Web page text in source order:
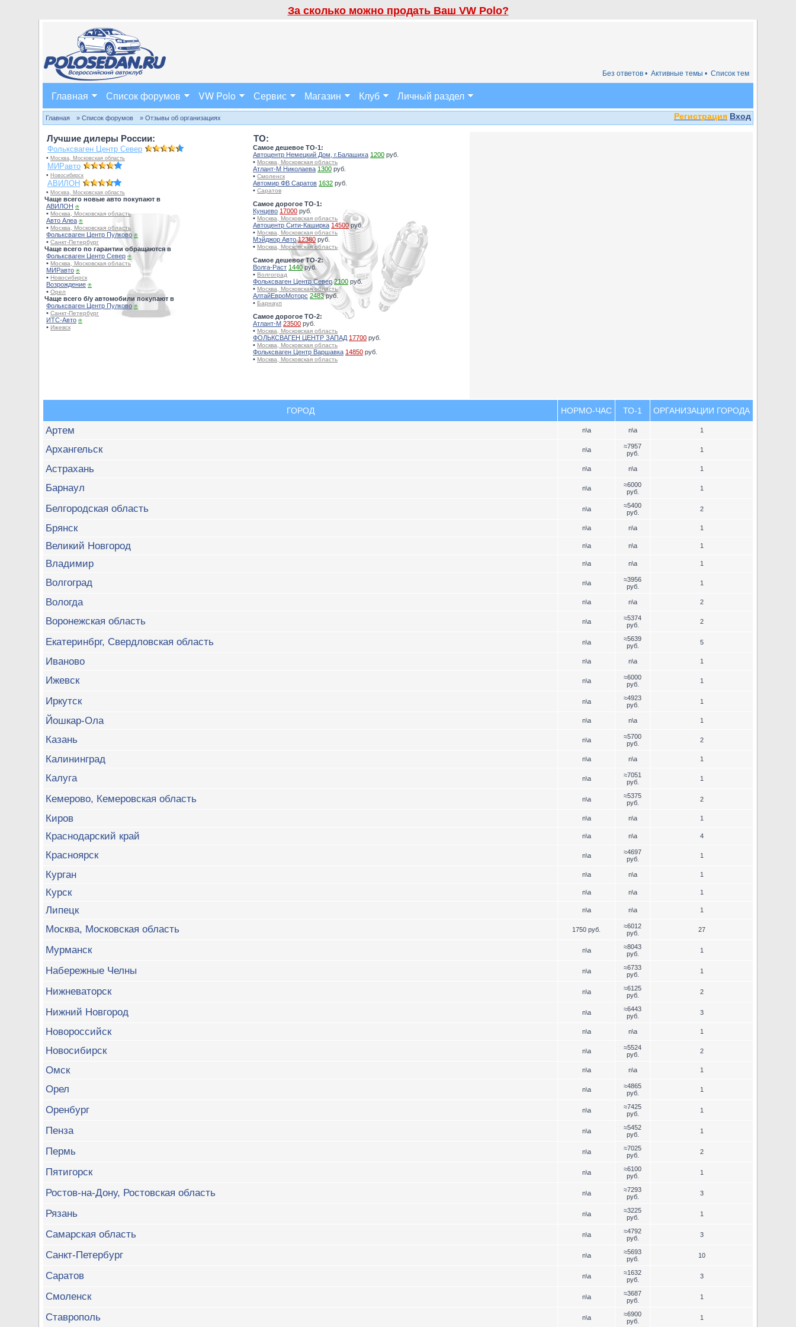
За сколько можно продать Ваш VW Polo?
Список тем
Активные темы •
Без ответов •
Главная Список форумов VW Polo Сервис Магазин Клуб Личный раздел
Регистрация Вход
Главная » Список форумов » Отзывы об организациях
Лучшие дилеры России:
Фольксваген Центр Север
• Москва, Московская область
МИРавто
• Новосибирск
АВИЛОН
• Москва, Московская область
Чаще всего новые авто покупают в
АВИЛОН ⍟
• Москва, Московская область
Авто Алеа ⍟
• Москва, Московская область
Фольксваген Центр Пулково ⍟
• Санкт-Петербург
Чаще всего по гарантии обращаются в
Фольксваген Центр Север ⍟
• Москва, Московская область
МИРавто ⍟
• Новосибирск
Возрождение ⍟
• Орел
Чаще всего б/у автомобили покупают в
Фольксваген Центр Пулково ⍟
• Санкт-Петербург
ИТС-Авто ⍟
• Ижевск
TO:
Самое дешевое ТО-1:
Автоцентр Немецкий Дом, г.Балашиха 1200 руб.
• Москва, Московская область
Атлант-М Николаева 1300 руб.
• Смоленск
Автомир ФВ Саратов 1632 руб.
• Саратов
Самое дорогое ТО-1:
Кунцево 17000 руб.
• Москва, Московская область
Автоцентр Сити-Каширка 14500 руб.
• Москва, Московская область
Мэйджор Авто 12380 руб.
• Москва, Московская область
Самое дешевое ТО-2:
Волга-Раст 1440руб.
• Волгоград
Фольксваген Центр Север 2100 руб.
• Москва, Московская область
АлтайЕвроМоторс 2483руб.
• Барнаул
Самое дорогое ТО-2:
Атлант-М 23500 руб.
• Москва, Московская область
ФОЛЬКСВАГЕН ЦЕНТР ЗАПАД 17700 руб.
• Москва, Московская область
Фольксваген Центр Варшавка 14850 руб.
• Москва, Московская область
ГОРОД НОРМО-ЧАС ТО-1 ОРГАНИЗАЦИИ ГОРОДА
Артем n\a n\a 1
Архангельск n\a
≈7957
руб.
1
Астрахань n\a n\a 1
Барнаул n\a
≈6000
руб.
1
Белгородская область n\a
≈5400
руб.
2
Брянск n\a n\a 1
Великий Новгород n\a n\a 1
Владимир n\a n\a 1
Волгоград n\a
≈3956
руб.
1
Вологда n\a n\a 2
Воронежская область n\a
≈5374
руб.
2
Екатеринбрг, Свердловская область n\a
≈5639
руб.
5
Иваново n\a n\a 1
Ижевск n\a
≈6000
руб.
1
Иркутск n\a
≈4923
руб.
1
Йошкар-Ола n\a n\a 1
Казань n\a
≈5700
руб.
2
Калининград n\a n\a 1
Калуга n\a
≈7051
руб.
1
Кемерово, Кемеровская область n\a
≈5375
руб.
2
Киров n\a n\a 1
Краснодарский край n\a n\a 4
Красноярск n\a
≈4697
руб.
1
Курган n\a n\a 1
Курск n\a n\a 1
Липецк n\a n\a 1
Москва, Московская область 1750 руб.
≈6012
руб.
27
Мурманск n\a
≈8043
руб.
1
Набережные Челны n\a
≈6733
руб.
1
Нижневаторск n\a
≈6125
руб.
2
Нижний Новгород n\a
≈6443
руб.
3
Новороссийск n\a n\a 1
Новосибирск n\a
≈5524
руб.
2
Омск n\a n\a 1
Орел n\a
≈4865
руб.
1
Оренбург n\a
≈7425
руб.
1
Пенза n\a
≈5452
руб.
1
Пермь n\a
≈7025
руб.
2
Пятигорск n\a
≈6100
руб.
1
Ростов-на-Дону, Ростовская область n\a
≈7293
руб.
3
Рязань n\a
≈3225
руб.
1
Самарская область n\a
≈4792
руб.
3
Санкт-Петербург n\a
≈5693
руб.
10
Саратов n\a
≈1632
руб.
3
Смоленск n\a
≈3687
руб.
1
Ставрополь n\a
≈6900
руб.
1